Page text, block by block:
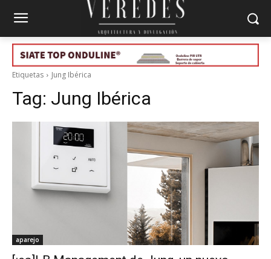
Etiquetas Jung Ibérica
Tag: Jung Ibérica
aparejo